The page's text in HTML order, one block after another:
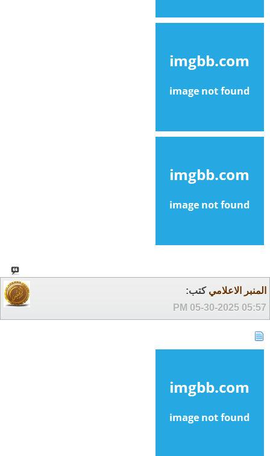
المنبر الاعلامي كتب:
05-30-2025 05:57 PM